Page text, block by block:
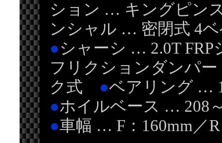
ション … キングピン
ンシャル … 密閉式 4
●シャーシ … 2.0T
フリクションダンパ
ク式 ●ベアリング …
●ホイルベース … 208
●車幅 … F：160mm／